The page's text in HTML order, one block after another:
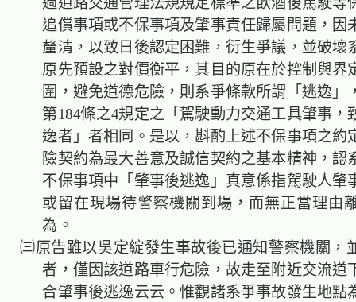
過道路交通管理法規規定標準之飲酒後駕駛等
追償事項或不保事項及肇事責任歸屬問題，因
釐清，以致日後認定困難，衍生爭議，並破壞
原先預設之對價衡平，其目的原在於控制與界
圍，避免道德危險，則系爭條款所謂「逃逸」
第184條之4規定之「駕駛動力交通工具肇事，
逸者」者相同。是以，斟酌上述不保事項之約
險契約為最大善意及誠信契約之基本精神，認
不保事項中「肇事後逃逸」真意係指駕駛人肇
或留在現場待警察機關到場，而無正當理由
為。
㈢原告雖以吳定綻發生事故後已通知警察機關，
者，僅因該道路車行危險，故走至附近交流道
合肇事後逃逸云云。惟觀諸系爭事故發生地點